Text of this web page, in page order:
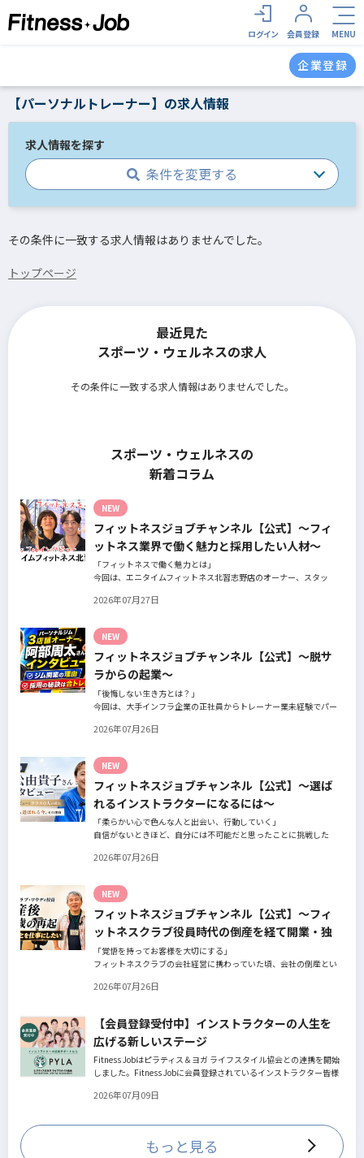
ログイン 会員登録 MENU
企業登録
【パーソナルトレーナー】の求人情報
求人情報を探す
条件を変更する
その条件に一致する求人情報はありませんでした。
トップページ
最近見た
スポーツ・ウェルネスの求人
その条件に一致する求人情報はありませんでした。
スポーツ・ウェルネスの
新着コラム
NEW
フィットネスジョブチャンネル【公式】～フィ
ットネス業界で働く魅力と採用したい人材～
「フィットネスで働く魅力とは」
今回は、エニタイムフィットネス北習志野店のオーナー、スタッ
についてインタビュー。オーナー様からはスタッフの採用基準、実
はそのスタッフの皆様がつくる施設やフィットネスについての魅力
を語っていただきました。
2026年07月27日
NEW
フィットネスジョブチャンネル【公式】～脱サ
ラからの起業～
「後悔しない生き方とは？」
今回は、大手インフラ企業の正社員からトレーナー業未経験でパー
の阿部周大さんへインタビュー。
2026年07月26日
NEW
フィットネスジョブチャンネル【公式】～選ば
れるインストラクターになるには～
「柔らかい心で色んな人と出会い、行動していく」
自信がないときほど、自分には不可能だと思ったことに挑戦した
そんな風に自分だけでは思いつかないことを行動に移してきた結果
さん。選ばれるインストラクターになるために若松さんが取られた
行動とは？
2026年07月26日
NEW
フィットネスジョブチャンネル【公式】～フィ
ットネスクラブ役員時代の倒産を経て開業・独
立～
「覚悟を持ってお客様を大切にする」
フィットネスクラブの会社経営に携わっていた頃、会社の倒産とい
たパーソナルジム「ファントレイン」代表近藤健祐さんにインタビ
フィットネスクラブのキャンペーンや違約金制度はお客様を大切に
する仕組みだろうか！？資金が底をつく恐怖と闘いながらもお客様
との絆を築き上げた秘訣とは？
2026年07月26日
【会員登録受付中】インストラクターの人生を
広げる新しいステージ
Fitness Jobはピラティス＆ヨガ ライフスタイル協会との連携を開始
しました。Fitness Jobに会員登録されているインストラクター皆様
していきます。
2026年07月09日
もっと見る